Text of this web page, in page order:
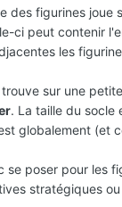
des figurines
ci peut contenir
les
trouve sur une
. La taille du socle
globalement (et
se poser pour les
stratégiques